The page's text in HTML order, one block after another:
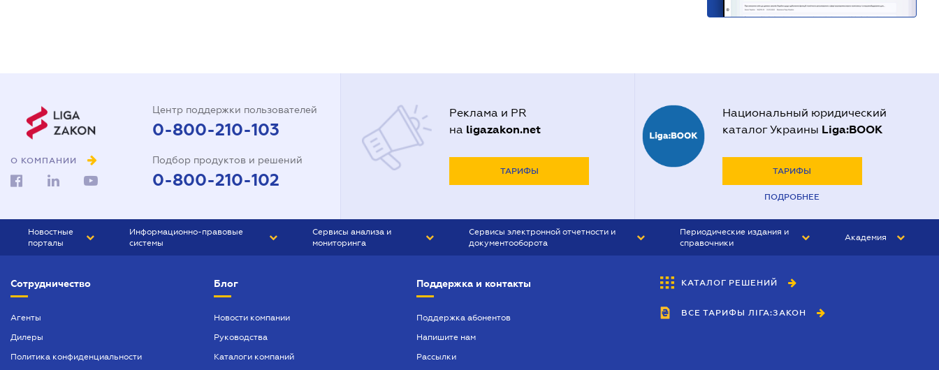
О КОМПАНИИ
Центр поддержки пользователей
0-800-210-103
Подбор продуктов и решений
0-800-210-102
Реклама и PR
на ligazakon.net
ТАРИФЫ
Национальный юридический
каталог Украины Liga:BOOK
ТАРИФЫ
ПОДРОБНЕЕ
Новостные
порталы
БИЗНЕС
Информационно-правовые
системы
БУХГАЛТЕР ПРОФ
ЮРИСТ ПРОФ
Сервисы анализа и
мониторинга
Сервисы электронной отчетности и
документооборота
Периодические издания и
справочники
БУХГАЛТЕР&ЗАКОН
ВЕСТНИК МСФО
Академия
Сотрудничество
Агенты
Дилеры
Политика конфиденциальности
Блог
Новости компании
Руководства
Каталоги компаний
Поддержка и контакты
Поддержка абонентов
Напишите нам
Рассылки
КАТАЛОГ РЕШЕНИЙ
ВСЕ ТАРИФЫ ЛІГА:ЗАКОН